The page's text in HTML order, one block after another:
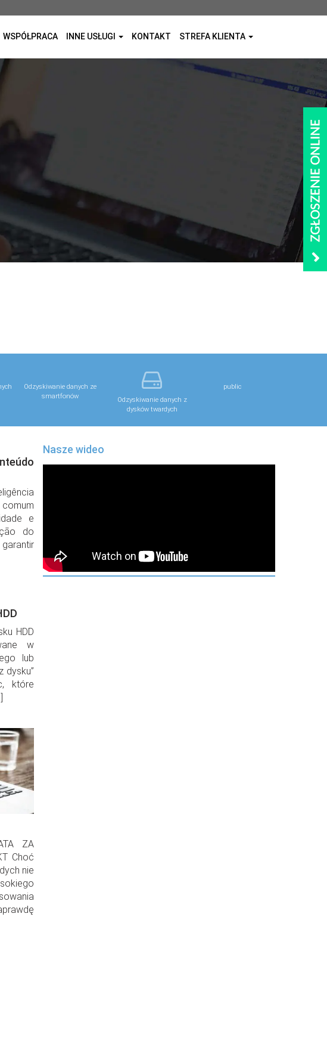
WSPÓŁPRACA INNE USŁUGI KONTAKT STREFA KLIENTA
Odzyskiwanie danych ze
smartfonów
Odzyskiwanie danych z
dysków twardych
public
e
do
HDD
w
lub
dysku”
które
ZA
Choć
nie
Nasze wideo